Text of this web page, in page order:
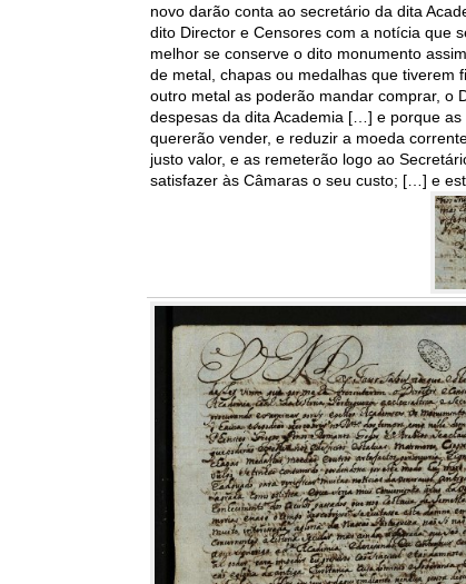
novo darão conta ao secretário da dita
dito Director e Censores com a notícia que
melhor se conserve o dito monumento
de metal, chapas ou medalhas que tiverem
outro metal as poderão mandar comprar, o
despesas da dita Academia […] e porque
quererão vender, e reduzir a moeda
justo valor, e as remeterão logo ao
satisfazer às Câmaras o seu custo; […] e